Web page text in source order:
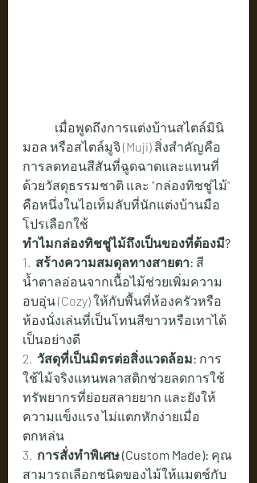
เมื่อพูดถึงการแต่งบ้านสไตล์มินิ
มอล หรือสไตล์มูจิ (Muji) สิ่งสำคัญคือ
การลดทอนสีสันที่ฉูดฉาดและแทนที่
ด้วยวัสดุธรรมชาติ และ "กล่องทิชชู่ไม้"
คือหนึ่งในไอเท็มลับที่นักแต่งบ้านมือ
โปรเลือกใช้
ทำไมกล่องทิชชู่ไม้ถึงเป็นของที่ต้องมี?
1. สร้างความสมดุลทางสายตา: สี
น้ำตาลอ่อนจากเนื้อไม้ช่วยเพิ่มความ
อบอุ่น (Cozy) ให้กับพื้นที่ห้องครัวหรือ
ห้องนั่งเล่นที่เป็นโทนสีขาวหรือเทาได้
เป็นอย่างดี
2. วัสดุที่เป็นมิตรต่อสิ่งแวดล้อม: การ
ใช้ไม้จริงแทนพลาสติกช่วยลดการใช้
ทรัพยากรที่ย่อยสลายยาก และยังให้
ความแข็งแรง ไม่แตกหักง่ายเมื่อ
ตกหล่น
3. การสั่งทำพิเศษ (Custom Made): คุณ
สามารถเลือกชนิดของไม้ให้แมตช์กับ